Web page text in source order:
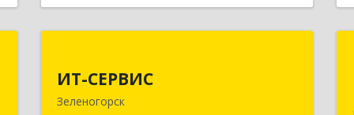
ИТ-СЕРВИС
Зеленогорск
Зеленогорск г, Гагарина ул, дом № 34